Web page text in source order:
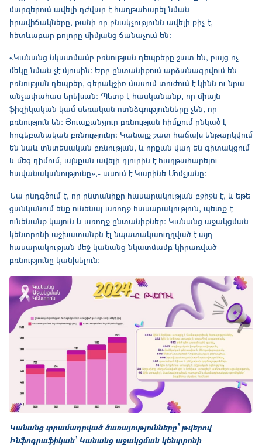
մարզերում ավելի դժվար է հաղթահարել նման
իրավիճակները, քանի որ բնակչությունն ավելի քիչ է,
հետևաբար բոլորը միմյանց ճանաչում են:
«Կանանց նկատմամբ բռնության դեպքերը շատ են, բայց ոչ
մեկը նման չէ մյուսին: Երբ ընտանիքում արձանագրվում են
բռնության դեպքեր, գերակշիռ մասում տուժում է կինն ու նրա
անչափահաս երեխան: Պետք է հասկանանք, որ միայն
ֆիզիկական կամ սեռական ոտնձգությունները չեն, որ
բռնություն են։ Յուաքանչյուր բռնության հիմքում ընկած է
հոգեբանական բռնությունը: Կանայք շատ հաճախ ենթարկվում
են նաև տնտեսական բռնության, և որքան վաղ են գիտակցում
և մեզ դիմում, այնքան ավելի դյուրին է հաղթահարելու
հավանականությունը»,- ասում է Կարինե Մոմչյանը:
Նա ընդգծում է, որ ընտանիքը հասարակության բջիջն է, և եթե
ցանկանում ենք ունենալ առողջ հասարակություն, պետք է
ունենանք կայուն և առողջ ընտանիքներ: Կանանց աջակցման
կենտրոնի աշխատանքն էլ նպատակաուղղված է այդ
հասարակության մեջ կանանց նկատմամբ կիրառված
բռնությունը կանխելուն:
Կանանց տրամադրված ծառայությունները՝ թվերով
Ինֆոգրաֆիկան՝ Կանանց աջակցման կենտրոնի